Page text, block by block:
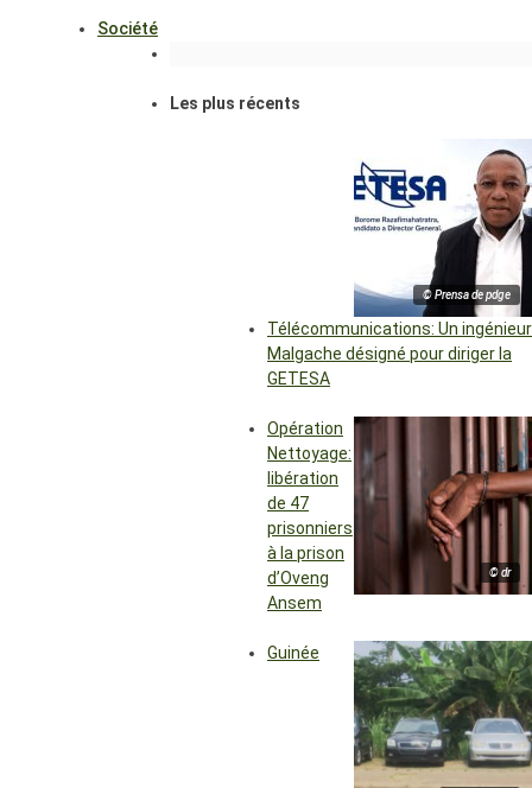
Société
Les plus récents
© Prensa de pdge
Télécommunications: Un ingénieur
Malgache désigné pour diriger la
GETESA
© dr
Opération
Nettoyage:
libération
de 47
prisonniers
à la prison
d’Oveng
Ansem
Guinée